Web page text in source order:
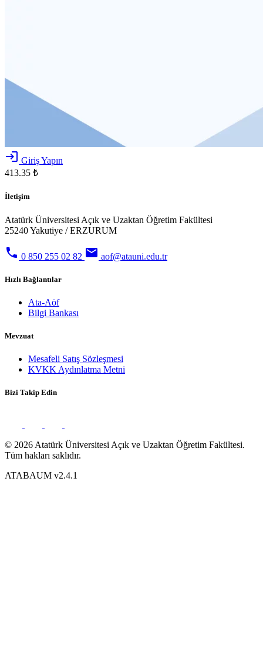
login Giriş Yapın
413.35 ₺
İletişim
Atatürk Üniversitesi Açık ve Uzaktan Öğretim Fakültesi
25240 Yakutiye / ERZURUM
phone 0 850 255 02 82 email aof@atauni.edu.tr
Hızlı Bağlantılar
Ata-Aöf
Bilgi Bankası
Mevzuat
Mesafeli Satış Sözleşmesi
KVKK Aydınlatma Metni
Bizi Takip Edin
© 2026 Atatürk Üniversitesi Açık ve Uzaktan Öğretim Fakültesi.
Tüm hakları saklıdır.
ATABAUM v2.4.1